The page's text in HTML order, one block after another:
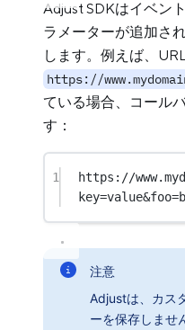
Adjust SDKはイベン
ラメーターが追加さ
します。例えば、
https://
ている場合、コール
す：
1
https://
注意
Adjustは、カス
ーを保存しませ